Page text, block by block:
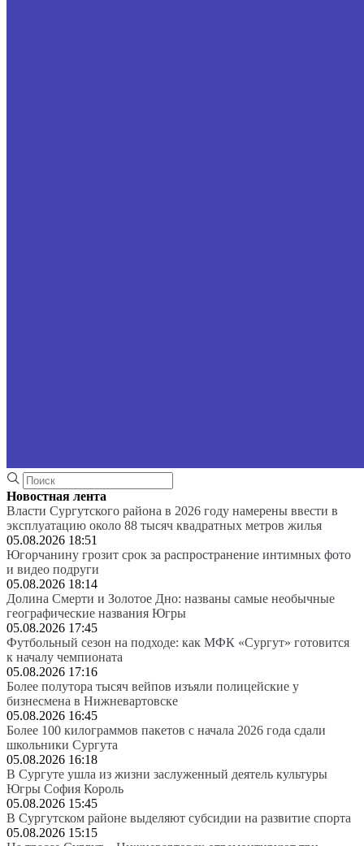
Новостная лента
Власти Сургутского района в 2026 году намерены ввести в
эксплуатацию около 88 тысяч квадратных метров жилья
05.08.2026 18:51
Югорчанину грозит срок за распространение интимных фото
и видео подруги
05.08.2026 18:14
Долина Смерти и Золотое Дно: названы самые необычные
географические названия Югры
05.08.2026 17:45
Футбольный сезон на подходе: как МФК «Сургут» готовится
к началу чемпионата
05.08.2026 17:16
Более полутора тысяч вейпов изъяли полицейские у
бизнесмена в Нижневартовске
05.08.2026 16:45
Более 100 килограммов пакетов с начала 2026 года сдали
школьники Сургута
05.08.2026 16:18
В Сургуте ушла из жизни заслуженный деятель культуры
Югры София Король
05.08.2026 15:45
В Сургутском районе выделяют субсидии на развитие спорта
05.08.2026 15:15